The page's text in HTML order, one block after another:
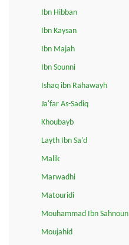
Ibn Hibban
Ibn Kaysan
Ibn Majah
Ibn Sounni
Ishaq ibn Rahawayh
Ja'far As-Sadiq
Khoubayb
Layth Ibn Sa'd
Malik
Marwadhi
Matouridi
Mouhammad Ibn Sahnoun
Moujahid